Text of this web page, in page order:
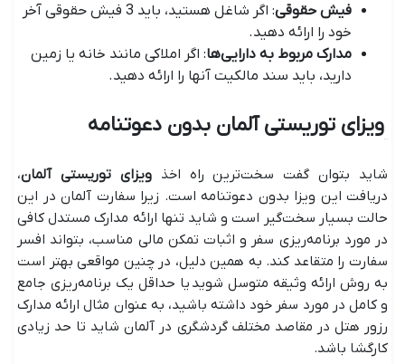
فیش حقوقی
: اگر شاغل هستید، باید 3 فیش حقوقی آخر
خود را ارائه دهید.
مدارک مربوط به دارایی‌ها: اگر املاکی مانند خانه یا زمین
دارید، باید سند مالکیت آنها را ارائه دهید.
ویزای توریستی آلمان بدون دعوتنامه
شاید بتوان گفت سخت‌ترین راه اخذویزای توریستی آلمان،
دریافت این ویزا بدون دعوتنامه است. زیرا سفارت آلمان در این
حالت بسیار سخت‌گیر است و شاید تنها ارائه مدارک مستدل کافی
در مورد برنامه‌ریزی سفر و اثبات تمکن مالی مناسب، بتواند افسر
سفارت را متقاعد کند. به همین دلیل، در چنین مواقعی بهتر است
به روش ارائه وثیقه متوسل شوید یا حداقل یک برنامه‌ریزی جامع
و کامل در مورد سفر خود داشته باشید، به عنوان مثال ارائه مدارک
رزور هتل در مقاصد مختلف گردشگری در آلمان شاید تا حد زیادی
کارگشا باشد.